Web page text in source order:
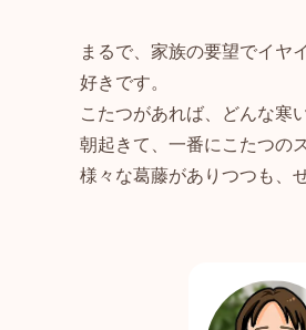
まるで、家族の要望でイヤ
好きです。
こたつがあれば、どんな寒
朝起きて、一番にこたつの
様々な葛藤がありつつも、